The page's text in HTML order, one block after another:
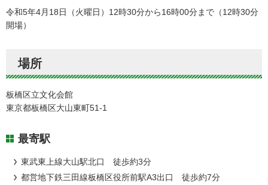
令和5年4月18日（火曜日）12時30分から16時00分まで（12時30分
開場）
場所
板橋区立文化会館
東京都板橋区大山東町51-1
最寄駅
東武東上線大山駅北口 徒歩約3分
都営地下鉄三田線板橋区役所前駅A3出口 徒歩約7分